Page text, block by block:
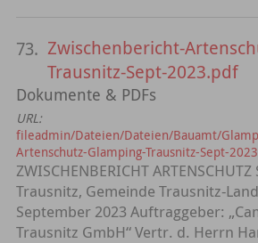
73. Zwischenbericht-
Trausnitz-Sept-2023.pdf
Dokumente & PDFs
URL:
fileadmin/Dateien/Dateien/Bauamt/
Artenschutz-Glamping-Trausnitz-Sept-
ZWISCHENBERICHT
Trausnitz, Gemeinde Trausnitz-
September 2023 Auftraggeber:
Trausnitz GmbH“ Vertr. d. Herrn